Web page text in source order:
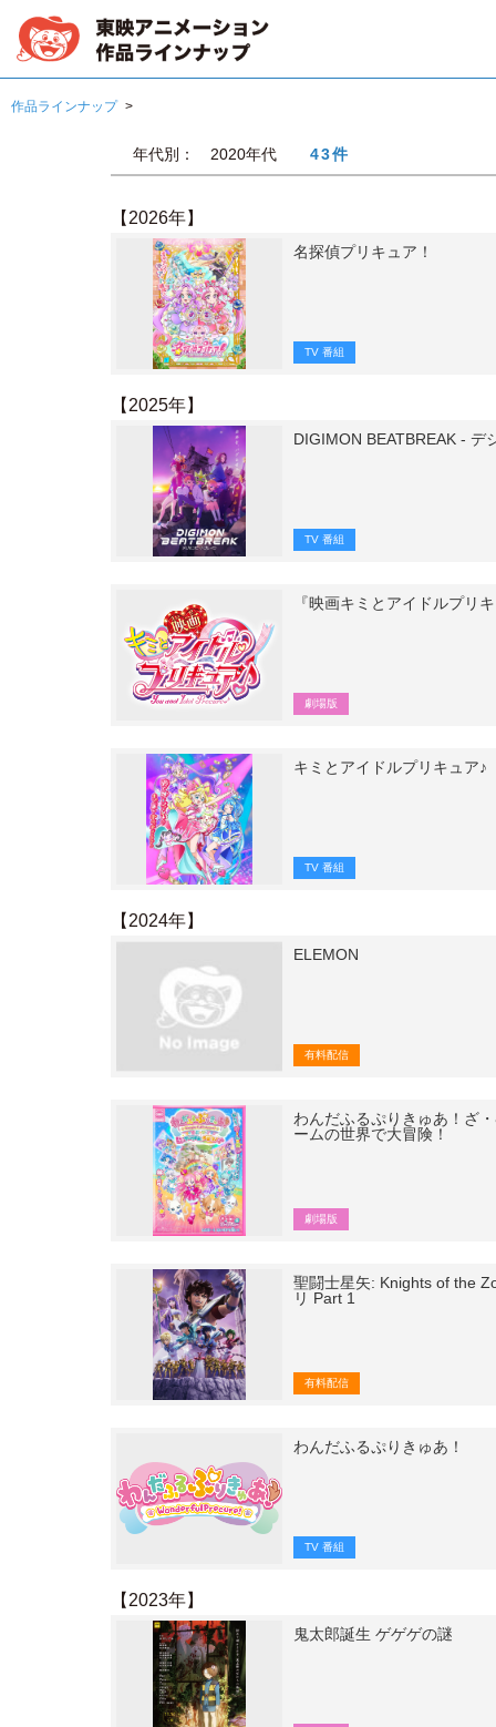
作品ラインナップ
年代別： 2020年代 43件
【2026年】
名探偵プリキュア！
TV 番組
【2025年】
DIGIMON BEATBREAK - デ
TV 番組
『映画キミとアイドルプリ
劇場版
キミとアイドルプリキュア♪
TV 番組
【2024年】
ELEMON
有料配信
わんだふるぷりきゅあ！ざ
ームの世界で大冒険！
劇場版
聖闘士星矢: Knights of the
リ Part 1
有料配信
わんだふるぷりきゅあ！
TV 番組
【2023年】
鬼太郎誕生 ゲゲゲの謎